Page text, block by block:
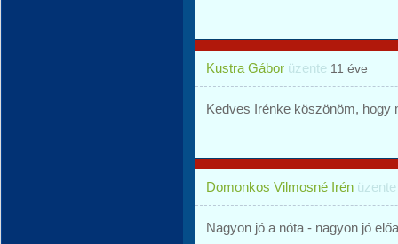
Kustra Gábor üzente 11 éve
Kedves Irénke köszönöm, hogy
Domonkos Vilmosné Irén
Nagyon jó a nóta - nagyon jó